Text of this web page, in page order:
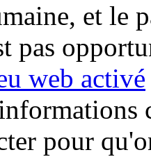
et le
pas
web activé
pour